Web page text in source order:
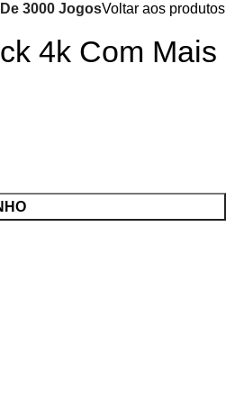
3000 JogosVoltar aos produtos
4k Com Mais